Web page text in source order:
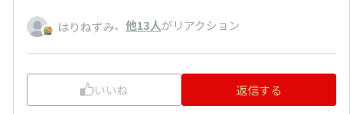
はりねずみ、 他13人がリアクション
いいね 返信する